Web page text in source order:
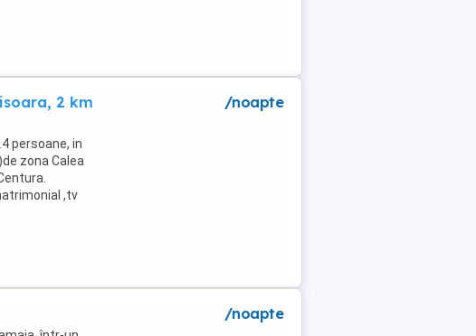
2 km
persoane, in
zona Calea
,tv
/noapte
/noapte